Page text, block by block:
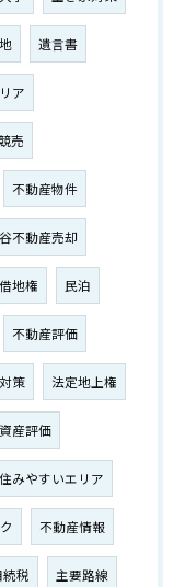
遺言書
ア
売
不動産物件
不動産売却
地権 民泊
不動産評価
策 法定地上権
産評価
住みやすいエリア
不動産情報
続税 主要路線